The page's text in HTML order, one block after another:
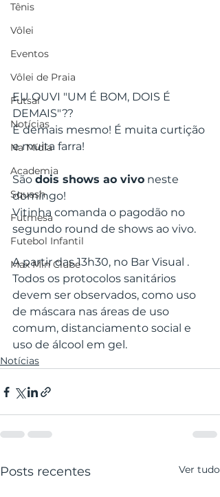
Tênis
Vôlei
Eventos
Vôlei de Praia
Futsal
Notícias
Na Mídia
Academia
Squash
Futmesa
Futebol Infantil
Max Min Clube
EU OUVI "UM É BOM, DOIS É
DEMAIS"??
É demais mesmo! É muita curtição
e muita farra!
São dois shows ao vivo neste
domingo!
Vitinha comanda o pagodão no
segundo round de shows ao vivo.
A partir das 13h30, no Bar Visual .
Todos os protocolos sanitários
devem ser observados, como uso
de máscara nas áreas de uso
comum, distanciamento social e
uso de álcool em gel.
Notícias
Posts recentes Ver tudo